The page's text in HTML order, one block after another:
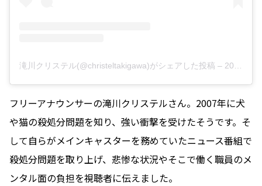
滝川クリステル(@christeltakigawa)がシェアした投稿 – 2020年 1月月27日午後11時10分PST
フリーアナウンサーの滝川クリステルさん。2007年に犬
や猫の殺処分問題を知り、強い衝撃を受けたそうです。そ
して自らがメインキャスターを務めていたニュース番組で
殺処分問題を取り上げ、悲惨な状況やそこで働く職員のメ
ンタル面の負担を視聴者に伝えました。